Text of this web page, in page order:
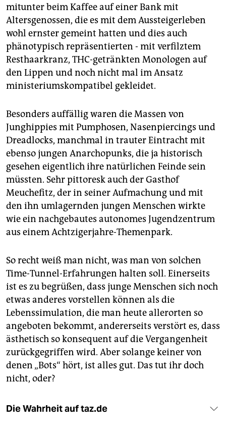
mitunter beim Kaffee auf einer Bank mit
Altersgenossen, die es mit dem Aussteigerleben
wohl ernster gemeint hatten und dies auch
phänotypisch repräsentierten - mit verfilztem
Resthaarkranz, THC-getränkten Monologen auf
den Lippen und noch nicht mal im Ansatz
ministeriumskompatibel gekleidet.
Besonders auffällig waren die Massen von
Junghippies mit Pumphosen, Nasenpiercings und
Dreadlocks, manchmal in trauter Eintracht mit
ebenso jungen Anarchopunks, die ja historisch
gesehen eigentlich ihre natürlichen Feinde sein
müssten. Sehr pittoresk auch der Gasthof
Meuchefitz, der in seiner Aufmachung und mit
den ihn umlagernden jungen Menschen wirkte
wie ein nachgebautes autonomes Jugendzentrum
aus einem Achtzigerjahre-Themenpark.
So recht weiß man nicht, was man von solchen
Time-Tunnel-Erfahrungen halten soll. Einerseits
ist es zu begrüßen, dass junge Menschen sich noch
etwas anderes vorstellen können als die
Lebenssimulation, die man heute allerorten so
angeboten bekommt, andererseits verstört es, dass
ästhetisch so konsequent auf die Vergangenheit
zurückgegriffen wird. Aber solange keiner von
denen „Bots“ hört, ist alles gut. Das tut ihr doch
nicht, oder?
Die Wahrheit auf taz.de